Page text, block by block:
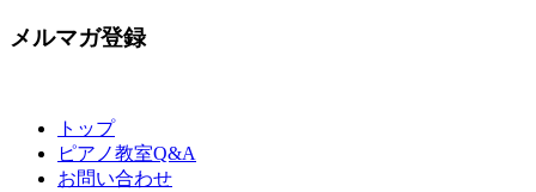
メルマガ登録
トップ
ピアノ教室Q&A
お問い合わせ